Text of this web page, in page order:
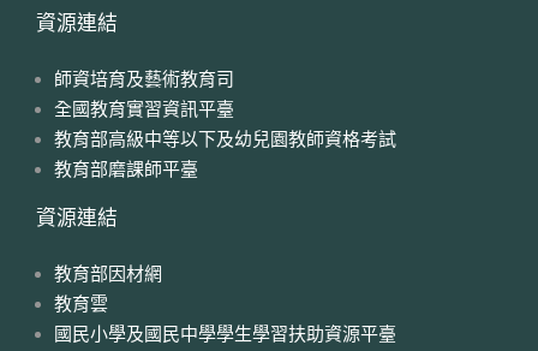
資源連結
師資培育及藝術教育司
全國教育實習資訊平臺
教育部高級中等以下及幼兒園教師資格考試
教育部磨課師平臺
資源連結
教育部因材網
教育雲
國民小學及國民中學學生學習扶助資源平臺